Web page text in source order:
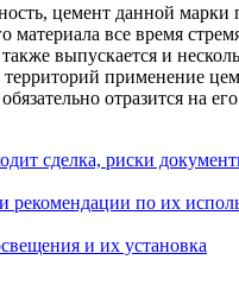
цемент данной марки
материала все время
выпускается и
применение
отразится на
сделка, риски
рекомендации по их
и их установка